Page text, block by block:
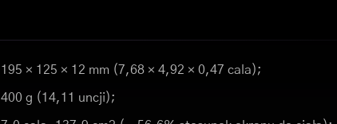
195 × 125 × 12 mm (7,68 × 4,92 × 0,47 cala);
400 g (14,11 uncji);